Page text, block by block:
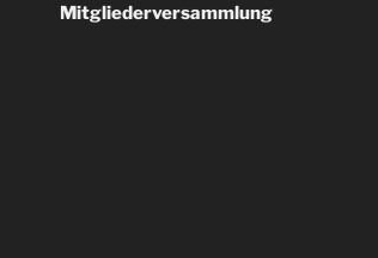
Mitgliederversammlung